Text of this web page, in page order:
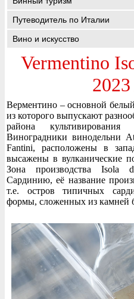
Путеводитель по Италии
Вино и искусство
Vermentino
Верментино – основной
из которого выпускают
района
Виноградники винодельни
Fantini, расположены в
высажены в вулканические
Зона производства Isola
Сардинию, её название
т.е. остров типичных
формы, сложенных из камней